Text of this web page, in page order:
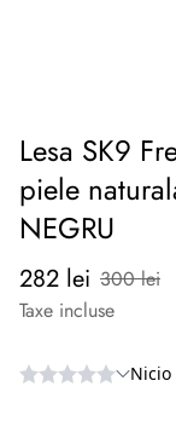
Lesa SK9
piele
NEGRU
Preț
redus
282 lei
Preț
normal
300 lei
Taxe incluse